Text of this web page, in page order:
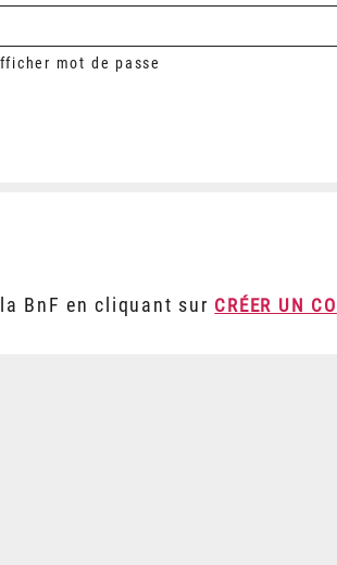
mot de passe
BnF en cliquant sur CRÉER UN